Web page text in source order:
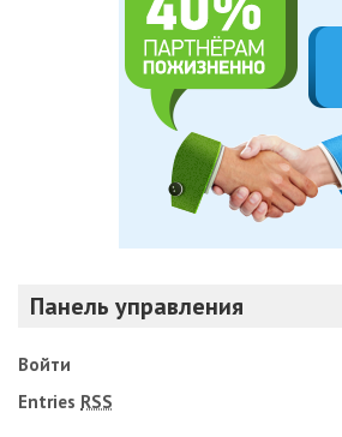
Панель управления
Войти
Entries RSS